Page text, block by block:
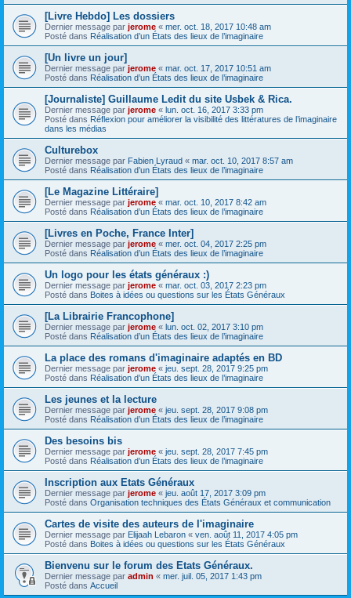
[Livre Hebdo] Les dossiers
Dernier message par jerome « mer. oct. 18, 2017 10:48 am
Posté dans Réalisation d’un États des lieux de l’imaginaire
[Un livre un jour]
Dernier message par jerome « mar. oct. 17, 2017 10:51 am
Posté dans Réalisation d’un États des lieux de l’imaginaire
[Journaliste] Guillaume Ledit du site Usbek & Rica.
Dernier message par jerome « lun. oct. 16, 2017 3:33 pm
Posté dans Réflexion pour améliorer la visibilité des littératures de l’imaginaire
dans les médias
Culturebox
Dernier message par Fabien Lyraud « mar. oct. 10, 2017 8:57 am
Posté dans Réalisation d’un États des lieux de l’imaginaire
[Le Magazine Littéraire]
Dernier message par jerome « mar. oct. 10, 2017 8:42 am
Posté dans Réalisation d’un États des lieux de l’imaginaire
[Livres en Poche, France Inter]
Dernier message par jerome « mer. oct. 04, 2017 2:25 pm
Posté dans Réalisation d’un États des lieux de l’imaginaire
Un logo pour les états généraux :)
Dernier message par jerome « mar. oct. 03, 2017 2:23 pm
Posté dans Boites à idées ou questions sur les États Généraux
[La Librairie Francophone]
Dernier message par jerome « lun. oct. 02, 2017 3:10 pm
Posté dans Réalisation d’un États des lieux de l’imaginaire
La place des romans d'imaginaire adaptés en BD
Dernier message par jerome « jeu. sept. 28, 2017 9:25 pm
Posté dans Réalisation d’un États des lieux de l’imaginaire
Les jeunes et la lecture
Dernier message par jerome « jeu. sept. 28, 2017 9:08 pm
Posté dans Réalisation d’un États des lieux de l’imaginaire
Des besoins bis
Dernier message par jerome « jeu. sept. 28, 2017 7:45 pm
Posté dans Réalisation d’un États des lieux de l’imaginaire
Inscription aux Etats Généraux
Dernier message par jerome « jeu. août 17, 2017 3:09 pm
Posté dans Organisation techniques des États Généraux et communication
Cartes de visite des auteurs de l'imaginaire
Dernier message par Elijaah Lebaron « ven. août 11, 2017 4:05 pm
Posté dans Boites à idées ou questions sur les États Généraux
Bienvenu sur le forum des Etats Généraux.
Dernier message par admin « mer. juil. 05, 2017 1:43 pm
Posté dans Accueil